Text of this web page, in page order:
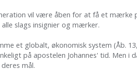
vil være åben for at få et mærke
slags insignier og mærker.
et globalt, økonomisk system (Åb.
på apostelen Johannes' tid. Men
mål.